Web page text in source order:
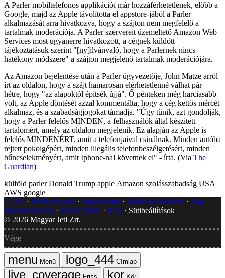
A Parler mobiltelefonos applikációi már hozzáférhetetlenek, előbb a
Google, majd az Apple távolította el appstore-jából a Parler
alkalmazását arra hivatkozva, hogy a szájton nem megfelelő a
tartalmak moderációja. A Parler szervereit üzemeltető Amazon Web
Services most ugyanerre hivatkozott, a cégnek küldött
tájékoztatásuk szerint "[ny]ilvánvaló, hogy a Parlernek nincs
hatékony módszere" a szájton megjelenő tartalmak moderációjára.
Az Amazon bejelentése után a Parler ügyvezetője, John Matze arról
írt az oldalon, hogy a szájt hamarosan elérhetetlenné válhat pár
hétre, hogy "az alapoktól építsék újjá". Ő pénteken még harciasabb
volt, az Apple döntését azzal kommentálta, hogy a cég kettős mércét
alkalmaz, és a szabadságjogokat támadja. "Úgy tűnik, azt gondolják,
hogy a Parler felelős MINDEN, a felhasználók által készített
tartalomért, amely az oldalon megjelenik. Ez alapján az Apple is
felelős MINDENÉRT, amit a telefonjaival csinálnak. Minden autóba
rejtett pokolgépért, minden illegális telefonbeszélgetésért, minden
bűncselekményért, amit Iphone-nal követnek el" - írta. (Via The
Guardian)
külföld parler Donald Trump apple Amazon szolásszabadság USA
AWS google
GYIK
Hibát jelentek Impresszum Javítások kezelése
Jogi
dokumentumok
Médiaajánlat RSS
Sütibeállítások
© 2026 Magyar Jeti Zrt.
Vége
Menü
Címlap